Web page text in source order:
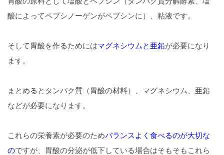
酸によってペプシノーゲンがペプシンに）、粘液です。
そして胃酸を作るためにはマグネシウムと亜鉛が必要になり
ます。
まとめるとタンパク質（胃酸の材料）、マグネシウム、亜鉛
などが必要になります。
これらの栄養素が必要のためバランスよく食べるのが大切な
のですが、胃酸の分泌が低下している場合はそもそもこれら